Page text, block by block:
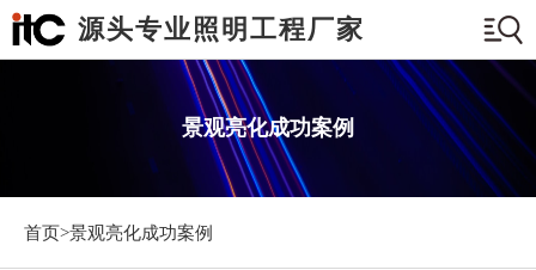
源头专业照明工程厂家
景观亮化成功案例
首页>景观亮化成功案例